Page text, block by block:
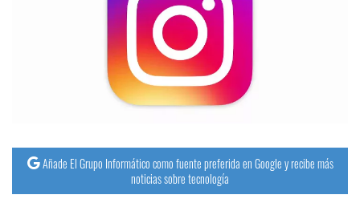
y
Tutoriales
Añade El Grupo Informático como fuente preferida en Google y recibe más
noticias sobre tecnología